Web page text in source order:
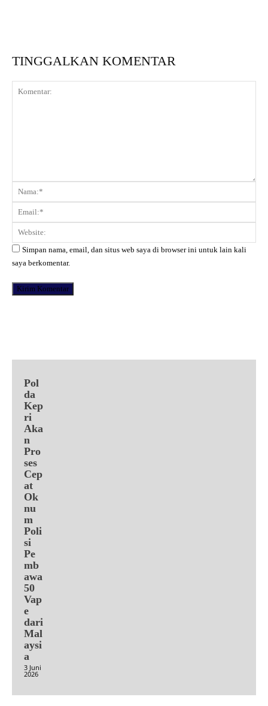
TINGGALKAN KOMENTAR
Komentar:
Simpan nama, email, dan situs web saya di browser ini untuk lain kali
saya berkomentar.
Pol
da
Kep
ri
Aka
n
Pro
ses
Cep
at
Ok
nu
m
Poli
si
Pe
mb
awa
50
Vap
e
dari
Mal
aysi
a
3 Juni
2026